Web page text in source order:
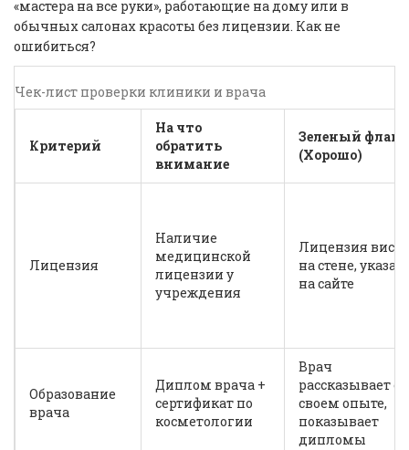
«мастера на все руки», работающие на дому или в
обычных салонах красоты без лицензии. Как не
ошибиться?
Чек-лист проверки клиники и врача
Критерий
На что
обратить
внимание
Зеленый флаг
(Хорошо)
Лицензия
Наличие
медицинской
лицензии у
учреждения
Лицензия
на стене,
на сайте
Образование
врача
Диплом врача +
сертификат по
косметологии
Врач
рассказывает о
своем опыте,
показывает
дипломы